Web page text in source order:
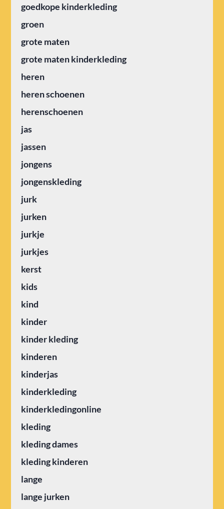
goedkope kinderkleding
groen
grote maten
grote maten kinderkleding
heren
heren schoenen
herenschoenen
jas
jassen
jongens
jongenskleding
jurk
jurken
jurkje
jurkjes
kerst
kids
kind
kinder
kinder kleding
kinderen
kinderjas
kinderkleding
kinderkledingonline
kleding
kleding dames
kleding kinderen
lange
lange jurken